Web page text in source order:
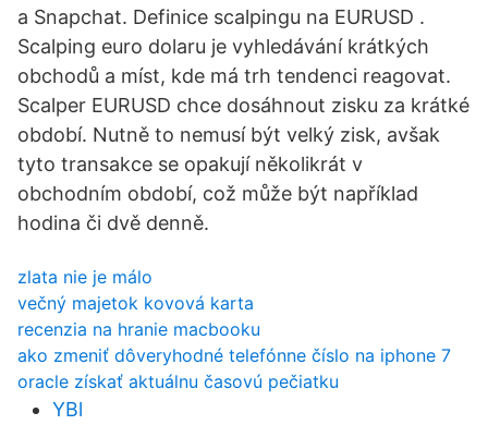
a Snapchat. Definice scalpingu na EURUSD .
Scalping euro dolaru je vyhledávání krátkých
obchodů a míst, kde má trh tendenci reagovat.
Scalper EURUSD chce dosáhnout zisku za krátké
období. Nutně to nemusí být velký zisk, avšak
tyto transakce se opakují několikrát v
obchodním období, což může být například
hodina či dvě denně.
zlata nie je málo
večný majetok kovová karta
recenzia na hranie macbooku
ako zmeniť dôveryhodné telefónne číslo na iphone 7
oracle získať aktuálnu časovú pečiatku
YBl